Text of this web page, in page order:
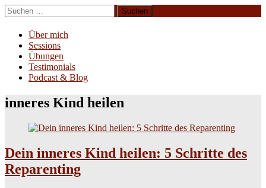
Zum
Inhalt
springen
Suchen
nach:
Über mich
Sessions
Übungen
Testimonials
Podcast & Blog
inneres Kind heilen
Dein inneres Kind heilen: 5 Schritte des
Reparenting